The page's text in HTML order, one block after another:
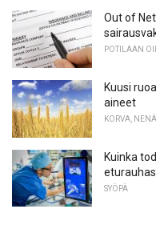
Out of
POTILAAN
Kuusi
aineet
KORVA,
Kuinka
SYÖPÄ